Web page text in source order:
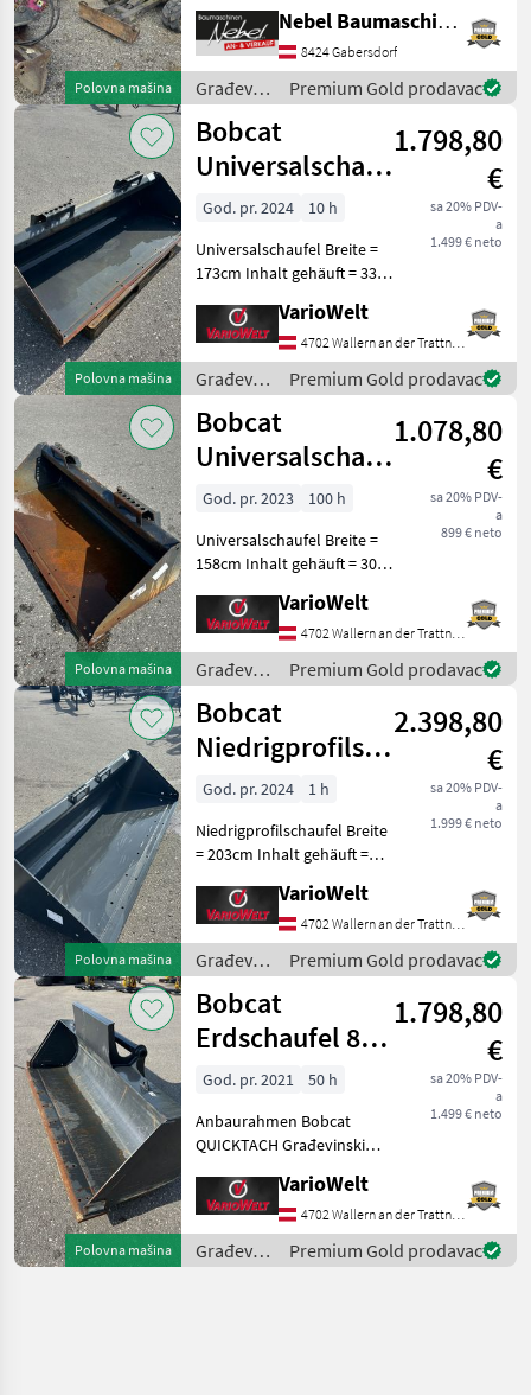
Polovna mašina
KUBOTA Diesel. Građevinski
strojevi Minibageri
Nebel Baumaschinen
8424 Gabersdorf
Građevinski
strojevi /
Bobcat
Premium Gold prodavac
Polovna mašina
Bobcat
Universalschaufel
173cm
1.798,80
€
sa 20% PDV-
a
1.499 € neto
God. pr. 2024
10 h
Universalschaufel Breite =
173cm Inhalt gehäuft = 330l
Građevinski strojevi
Kompaktni utovarivači
VarioWelt
4702 Wallern an der Trattnach
Građevinski
strojevi /
Bobcat
Premium Gold prodavac
Polovna mašina
Bobcat
Universalschaufel
158cm
1.078,80
€
sa 20% PDV-
a
899 € neto
God. pr. 2023
100 h
Universalschaufel Breite =
158cm Inhalt gehäuft = 300l
Građevinski strojevi
Kompaktni utovarivači
VarioWelt
4702 Wallern an der Trattnach
Građevinski
strojevi /
Bobcat
Premium Gold prodavac
Polovna mašina
Bobcat
Niedrigprofilschaufel
203cm
2.398,80
€
sa 20% PDV-
a
1.999 € neto
God. pr. 2024
1 h
Niedrigprofilschaufel Breite
= 203cm Inhalt gehäuft =
54cm Građevinski strojevi
Kompaktni utovarivači
VarioWelt
4702 Wallern an der Trattnach
Građevinski
strojevi /
Bobcat
Premium Gold prodavac
Polovna mašina
Bobcat
Erdschaufel 800
Liter
1.798,80
€
sa 20% PDV-
a
1.499 € neto
God. pr. 2021
50 h
Anbaurahmen Bobcat
QUICKTACH Građevinski
utovarivači
VarioWelt
4702 Wallern an der Trattnach
Građevinski
strojevi /
Premium Gold prodavac